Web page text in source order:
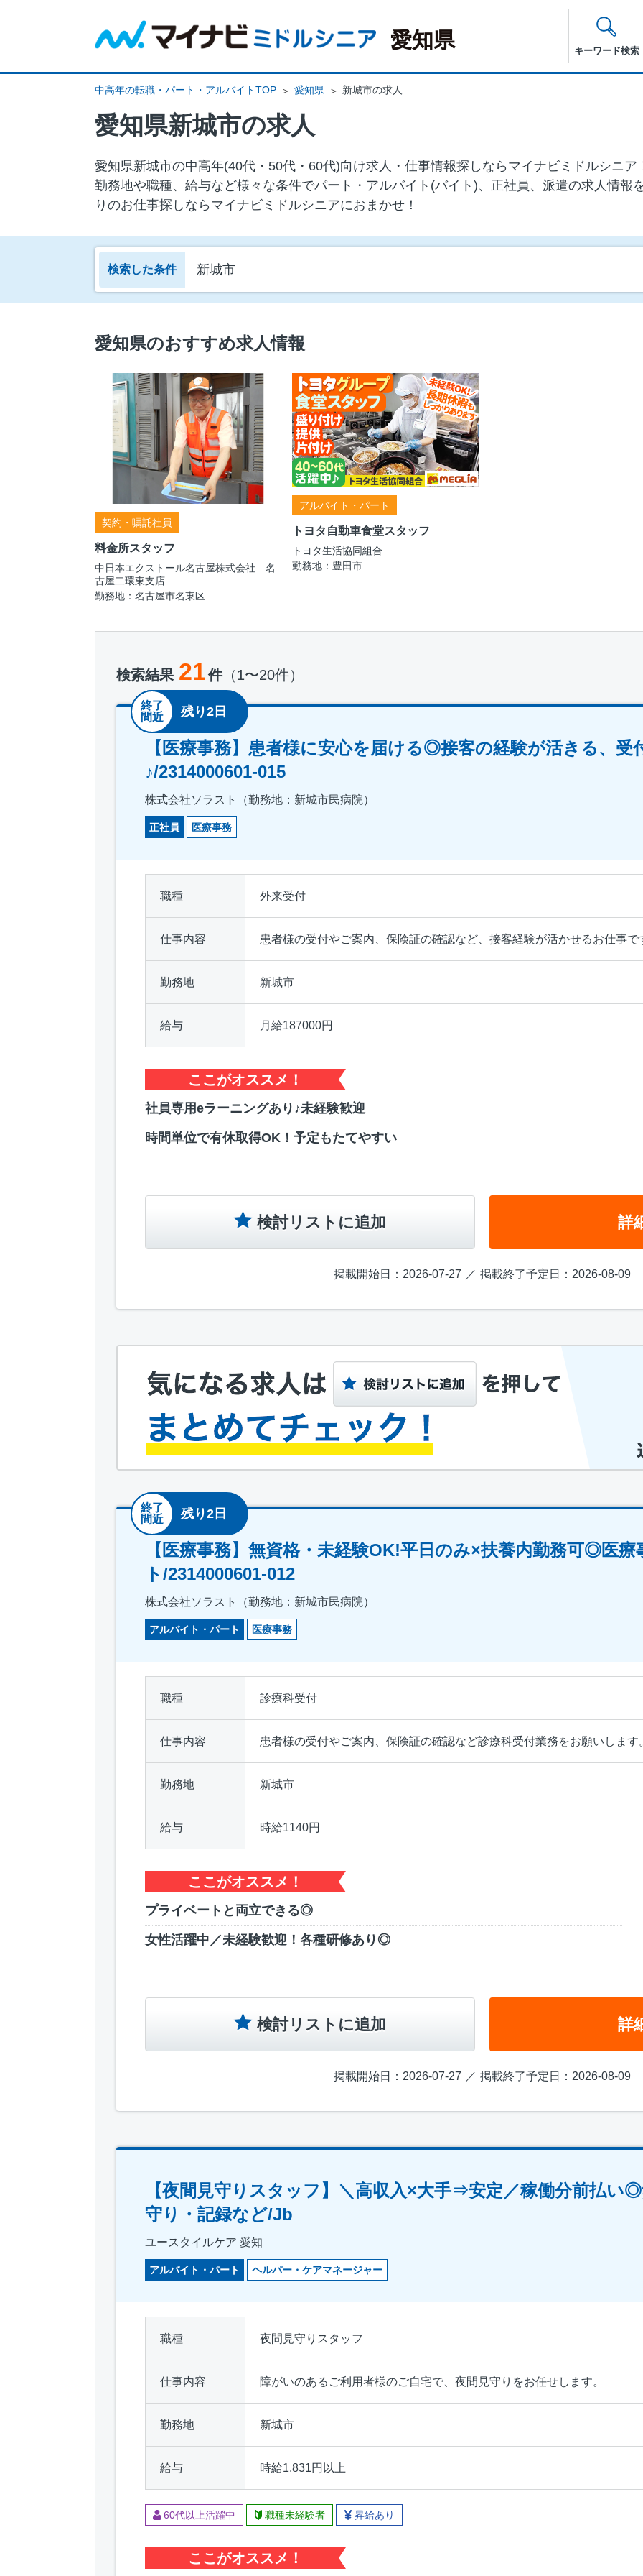
愛知県 キーワード検索
中高年の転職・パート・アルバイトTOP 愛知県 新城市の求人
愛知県新城市の求人
愛知県新城市の中⾼年(40代・50代・60代)向け求⼈・仕事情報探しならマイナビミドルシニ
勤務地や職種、給与など様々な条件でパート・アルバイト(バイト)、正社員、派遣の求人情報
りのお仕事探しならマイナビミドルシニアにおまかせ！
検索した条件 新城市
愛知県のおすすめ求人情報
契約・嘱託社員
料金所スタッフ
中日本エクストール名古屋株式会社 名
古屋二環東支店
勤務地：名古屋市名東区
アルバイト・パート
トヨタ自動車食堂スタッフ
トヨタ生活協同組合
勤務地：豊田市
検索結果 21件（1〜20件）
終了
間近
残り2日
【医療事務】患者様に安心を届ける◎接客の経験が活きる、受
♪/2314000601-015
株式会社ソラスト（勤務地：新城市民病院）
正社員 医療事務
職種 外来受付
仕事内容 患者様の受付やご案内、保険証の確認など、接客経験が活かせるお仕事で
勤務地 新城市
給与 月給187000円
ここがオススメ！
社員専用eラーニングあり♪未経験歓迎
時間単位で有休取得OK！予定もたてやすい
検討リストに追加 詳
掲載開始日：2026-07-27 掲載終了予定日：2026-08-09
終了
間近
残り2日
【医療事務】無資格・未経験OK!平日のみ×扶養内勤務可◎医療
ト/2314000601-012
株式会社ソラスト（勤務地：新城市民病院）
アルバイト・パート 医療事務
職種 診療科受付
仕事内容 患者様の受付やご案内、保険証の確認など診療科受付業務をお願いします
勤務地 新城市
給与 時給1140円
ここがオススメ！
プライベートと両立できる◎
女性活躍中／未経験歓迎！各種研修あり◎
検討リストに追加 詳
掲載開始日：2026-07-27 掲載終了予定日：2026-08-09
【夜間見守りスタッフ】＼高収入×大手⇒安定／稼働分前払い
守り・記録など/Jb
ユースタイルケア 愛知
アルバイト・パート ヘルパー・ケアマネージャー
職種 夜間見守りスタッフ
仕事内容 障がいのあるご利用者様のご自宅で、夜間見守りをお任せします。
勤務地 新城市
給与 時給1,831円以上
60代以上活躍中 職種未経験者 昇給あり
ここがオススメ！